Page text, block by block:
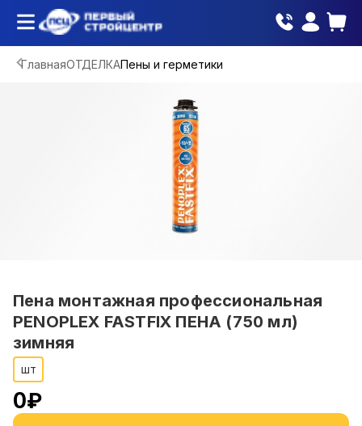
ГлавнаяОТДЕЛКАПены и герметики
Пена монтажная профессиональная
PENOPLEX FASTFIX ПЕНА (750 мл)
зимняя
шт
0₽